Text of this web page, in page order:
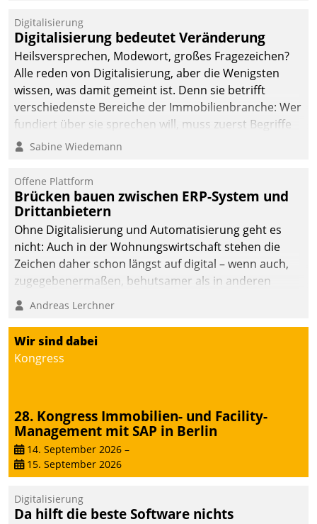
Digitalisierung
Digitalisierung bedeutet Veränderung
Heilsversprechen, Modewort, großes Fragezeichen?
Alle reden von Digitalisierung, aber die Wenigsten
wissen, was damit gemeint ist. Denn sie betrifft
verschiedenste Bereiche der Immobilienbranche: Wer
fundiert über sie sprechen will, muss zuerst Begriffe
klären. Ein Aspekt ist die betriebliche Optimierung:
Einsparungen durch optimierte und automatisierte
Prozesse. Doch man darf nicht zu viel erwarten: Allein
mit der Einführung einer neuen Software ist es nicht
getan. Die Digitalisierung erfordert von Unternehmen
die Bereitschaft, sich zu überprüfen, zu hinterfragen
und zu verändern.
Sabine Wiedemann
Offene Plattform
Brücken bauen zwischen ERP-System und
Drittanbietern
Ohne Digitalisierung und Automatisierung geht es
nicht: Auch in der Wohnungswirtschaft stehen die
Zeichen daher schon längst auf digital – wenn auch,
zugegebenermaßen, behutsamer als in anderen
Branchen.
Andreas Lerchner
Wir sind dabei
Kongress
28. Kongress Immobilien- und Facility-
Management mit SAP in Berlin
14. September 2026 –
15. September 2026
Digitalisierung
Da hilft die beste Software nichts